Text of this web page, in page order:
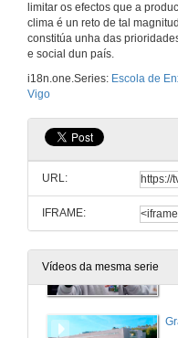
limitar os efectos que a
clima é un reto de tal
constitúa unha das
e social dun país.
i18n.one.Series: Escola de
Vigo
URL:
IFRAME:
Vídeos da mesma serie
31
20